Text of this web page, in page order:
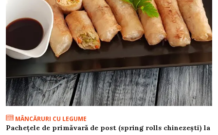
MÂNCĂRURI CU LEGUME
Pachețele de primăvară de post (spring rolls chinezești) la